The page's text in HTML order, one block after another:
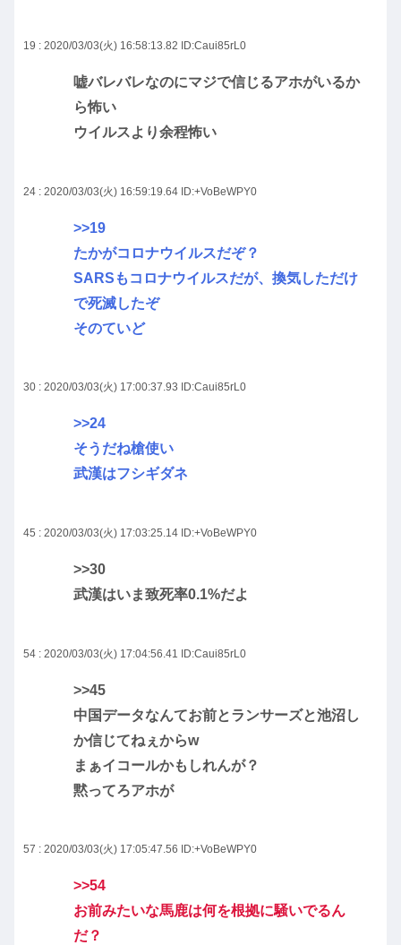
19 : 2020/03/03(火) 16:58:13.82 ID:Caui85rL0
嘘バレバレなのにマジで信じるアホがいるか
ら怖い
ウイルスより余程怖い
24 : 2020/03/03(火) 16:59:19.64 ID:+VoBeWPY0
>>19
たかがコロナウイルスだぞ？
SARSもコロナウイルスだが、換気しただけ
で死滅したぞ
そのていど
30 : 2020/03/03(火) 17:00:37.93 ID:Caui85rL0
>>24
そうだね槍使い
武漢はフシギダネ
45 : 2020/03/03(火) 17:03:25.14 ID:+VoBeWPY0
>>30
武漢はいま致死率0.1%だよ
54 : 2020/03/03(火) 17:04:56.41 ID:Caui85rL0
>>45
中国データなんてお前とランサーズと池沼し
か信じてねぇからw
まぁイコールかもしれんが？
黙ってろアホが
57 : 2020/03/03(火) 17:05:47.56 ID:+VoBeWPY0
>>54
お前みたいな馬鹿は何を根拠に騒いでるん
だ？